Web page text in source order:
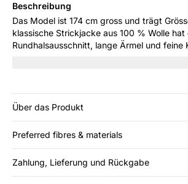
Beschreibung
Das Model ist 174 cm gross und trägt Grösse M.
klassische Strickjacke aus 100 % Wolle hat
Rundhalsausschnitt, lange Ärmel und feine
leichte, weiche Qualität macht sie ideal als
– über einer Bluse, einem Kleid oder im
Über das Produkt
Preferred fibres & materials
Zahlung, Lieferung und Rückgabe